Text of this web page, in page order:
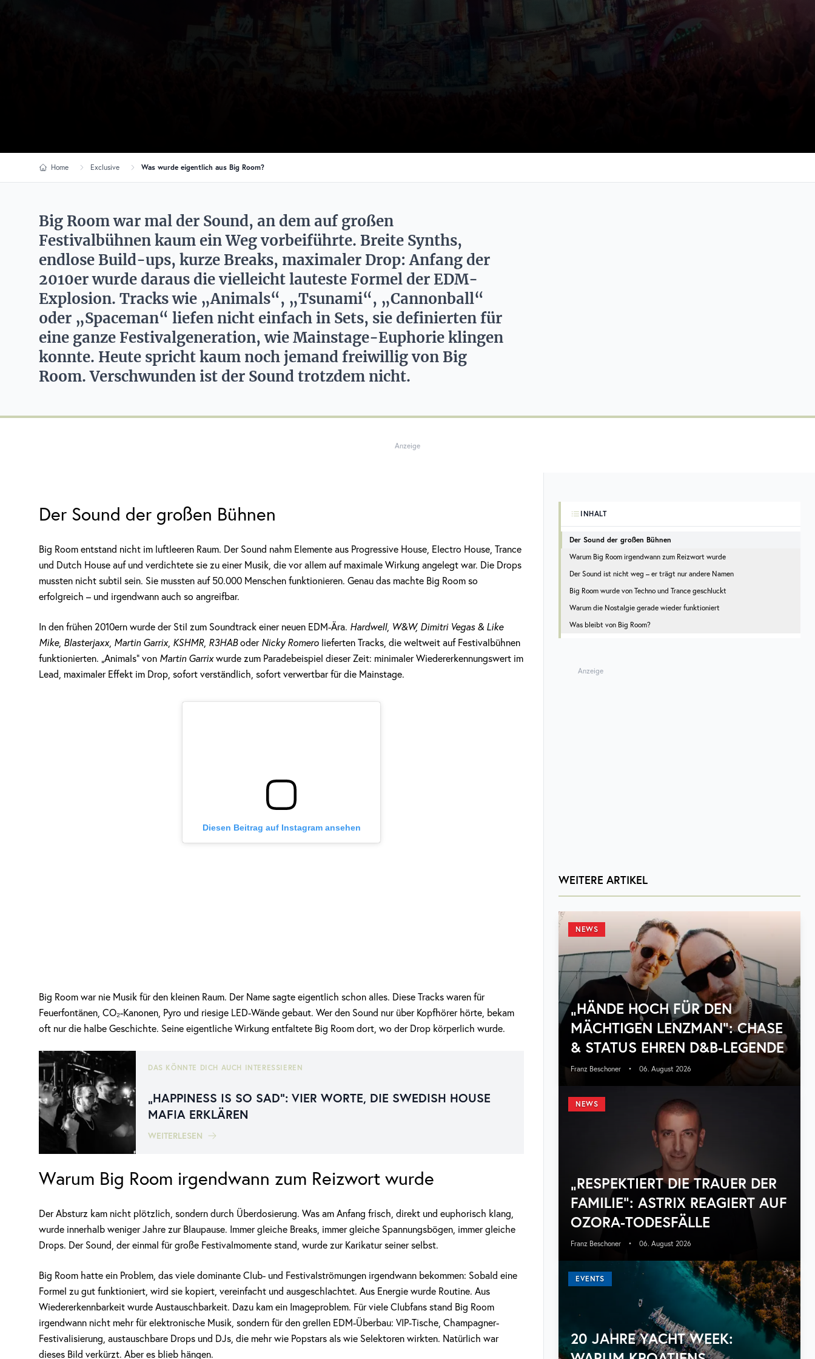
Home Exclusive Was wurde eigentlich aus Big Room?
Big Room war mal der Sound, an dem auf großen
Festivalbühnen kaum ein Weg vorbeiführte. Breite Synths,
endlose Build-ups, kurze Breaks, maximaler Drop: Anfang der
2010er wurde daraus die vielleicht lauteste Formel der EDM-
Explosion. Tracks wie „Animals“, „Tsunami“, „Cannonball“
oder „Spaceman“ liefen nicht einfach in Sets, sie definierten für
eine ganze Festivalgeneration, wie Mainstage-Euphorie klingen
konnte. Heute spricht kaum noch jemand freiwillig von Big
Room. Verschwunden ist der Sound trotzdem nicht.
Anzeige
Der Sound der großen Bühnen
Big Room entstand nicht im luftleeren Raum. Der Sound nahm Elemente aus Progressive House, Electro House, Trance
und Dutch House auf und verdichtete sie zu einer Musik, die vor allem auf maximale Wirkung angelegt war. Die Drops
mussten nicht subtil sein. Sie mussten auf 50.000 Menschen funktionieren. Genau das machte Big Room so
erfolgreich – und irgendwann auch so angreifbar.
In den frühen 2010ern wurde der Stil zum Soundtrack einer neuen EDM-Ära. Hardwell, W&W, Dimitri Vegas & Like
Mike, Blasterjaxx, Martin Garrix, KSHMR, R3HABoder Nicky Romero lieferten Tracks, die weltweit auf Festivalbühnen
funktionierten. „Animals“ von Martin Garrixwurde zum Paradebeispiel dieser Zeit: minimaler Wiedererkennungswert im
Lead, maximaler Effekt im Drop, sofort verständlich, sofort verwertbar für die Mainstage.
Diesen Beitrag auf Instagram ansehen
Big Room war nie Musik für den kleinen Raum. Der Name sagte eigentlich schon alles. Diese Tracks waren für
Feuerfontänen, CO₂-Kanonen, Pyro und riesige LED-Wände gebaut. Wer den Sound nur über Kopfhörer hörte, bekam
oft nur die halbe Geschichte. Seine eigentliche Wirkung entfaltete Big Room dort, wo der Drop körperlich wurde.
DAS KÖNNTE DICH AUCH INTERESSIEREN
„HAPPINESS IS SO SAD“: VIER WORTE, DIE SWEDISH HOUSE
MAFIA ERKLÄREN
WEITERLESEN
Warum Big Room irgendwann zum Reizwort wurde
Der Absturz kam nicht plötzlich, sondern durch Überdosierung. Was am Anfang frisch, direkt und euphorisch klang,
wurde innerhalb weniger Jahre zur Blaupause. Immer gleiche Breaks, immer gleiche Spannungsbögen, immer gleiche
Drops. Der Sound, der einmal für große Festivalmomente stand, wurde zur Karikatur seiner selbst.
Big Room hatte ein Problem, das viele dominante Club- und Festivalströmungen irgendwann bekommen: Sobald eine
Formel zu gut funktioniert, wird sie kopiert, vereinfacht und ausgeschlachtet. Aus Energie wurde Routine. Aus
Wiedererkennbarkeit wurde Austauschbarkeit. Dazu kam ein Imageproblem. Für viele Clubfans stand Big Room
irgendwann nicht mehr für elektronische Musik, sondern für den grellen EDM-Überbau: VIP-Tische, Champagner-
Festivalisierung, austauschbare Drops und DJs, die mehr wie Popstars als wie Selektoren wirkten. Natürlich war
dieses Bild verkürzt. Aber es blieb hängen.
INHALT
Der Sound der großen Bühnen
Warum Big Room irgendwann zum Reizwort wurde
Der Sound ist nicht weg – er trägt nur andere Namen
Big Room wurde von Techno und Trance geschluckt
Warum die Nostalgie gerade wieder funktioniert
Was bleibt von Big Room?
Anzeige
WEITERE ARTIKEL
NEWS
„HÄNDE HOCH FÜR DEN
MÄCHTIGEN LENZMAN“: CHASE
& STATUS EHREN D&B-LEGENDE
Franz Beschoner • 06. August 2026
NEWS
„RESPEKTIERT DIE TRAUER DER
FAMILIE“: ASTRIX REAGIERT AUF
OZORA-TODESFÄLLE
Franz Beschoner • 06. August 2026
EVENTS
20 JAHRE YACHT WEEK: